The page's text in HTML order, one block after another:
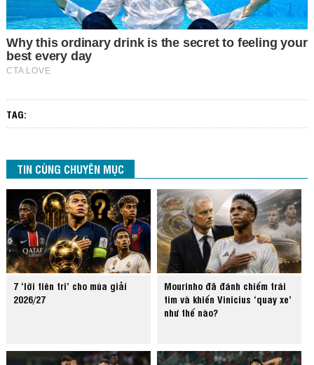
TAG:
TIN CÙNG CHUYÊN MỤC
7 ‘lời tiên tri’ cho mùa giải
2026/27
Mourinho đã đánh chiếm trái
tim và khiến Vinicius ‘quay xe’
như thế nào?